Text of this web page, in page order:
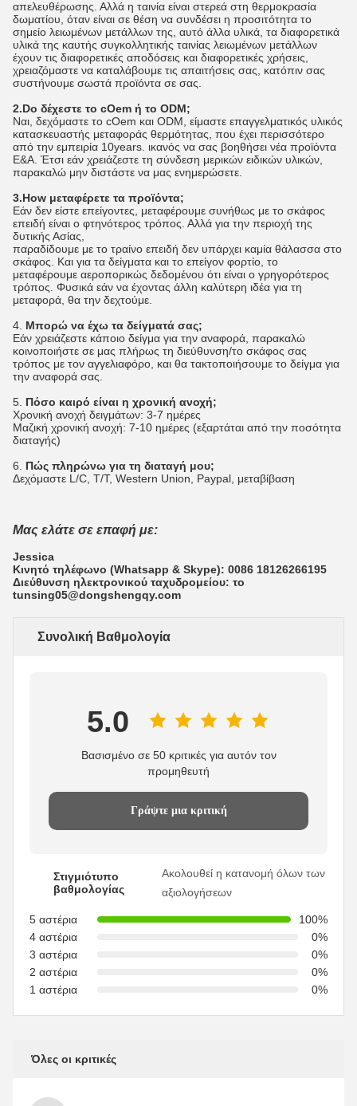
απελευθέρωσης. Αλλά η ταινία είναι στερεά στη θερμοκρασία
δωματίου, όταν είναι σε θέση να συνδέσει η προσιτότητα το
σημείο λειωμένων μετάλλων της, αυτό άλλα υλικά, τα διαφορετικά
υλικά της καυτής συγκολλητικής ταινίας λειωμένων μετάλλων
έχουν τις διαφορετικές αποδόσεις και διαφορετικές χρήσεις,
χρειαζόμαστε να καταλάβουμε τις απαιτήσεις σας, κατόπιν σας
συστήνουμε σωστά προϊόντα σε σας.
2.Do δέχεστε το cOem ή το ODM;
Ναι, δεχόμαστε το cOem και ODM, είμαστε επαγγελματικός υλικός
κατασκευαστής μεταφοράς θερμότητας, που έχει περισσότερο
από την εμπειρία 10years. ικανός να σας βοηθήσει νέα προϊόντα
Ε&Α. Έτσι εάν χρειάζεστε τη σύνδεση μερικών ειδικών υλικών,
παρακαλώ μην διστάστε να μας ενημερώσετε.
3.How μεταφέρετε τα προϊόντα;
Εάν δεν είστε επείγοντες, μεταφέρουμε συνήθως με το σκάφος
επειδή είναι ο φτηνότερος τρόπος. Αλλά για την περιοχή της
δυτικής Ασίας,
παραδίδουμε με το τραίνο επειδή δεν υπάρχει καμία θάλασσα στο
σκάφος. Και για τα δείγματα και το επείγον φορτίο, το
μεταφέρουμε αεροπορικώς δεδομένου ότι είναι ο γρηγορότερος
τρόπος. Φυσικά εάν να έχοντας άλλη καλύτερη ιδέα για τη
μεταφορά, θα την δεχτούμε.
4. Μπορώ να έχω τα δείγματά σας;
Εάν χρειάζεστε κάποιο δείγμα για την αναφορά, παρακαλώ
κοινοποιήστε σε μας πλήρως τη διεύθυνση/το σκάφος σας
τρόπος με τον αγγελιαφόρο, και θα τακτοποιήσουμε το δείγμα για
την αναφορά σας.
5. Πόσο καιρό είναι η χρονική ανοχή;
Χρονική ανοχή δειγμάτων: 3-7 ημέρες
Μαζική χρονική ανοχή: 7-10 ημέρες (εξαρτάται από την ποσότητα
διαταγής)
6. Πώς πληρώνω για τη διαταγή μου;
Δεχόμαστε L/C, T/T, Western Union, Paypal, μεταβίβαση
Μας ελάτε σε επαφή με:
Jessica
Κινητό τηλέφωνο (Whatsapp & Skype): 0086 18126266195
Διεύθυνση ηλεκτρονικού ταχυδρομείου: το
tunsing05@dongshengqy.com
Συνολική Βαθμολογία
5.0
Βασισμένο σε 50 κριτικές για αυτόν τον
προμηθευτή
Γράψτε μια κριτική
Στιγμιότυπο
βαθμολογίας
Ακολουθεί η κατανομή όλων των
αξιολογήσεων
5 αστέρια
100%
4 αστέρια
0%
3 αστέρια
0%
2 αστέρια
0%
1 αστέρια
0%
Όλες οι κριτικές